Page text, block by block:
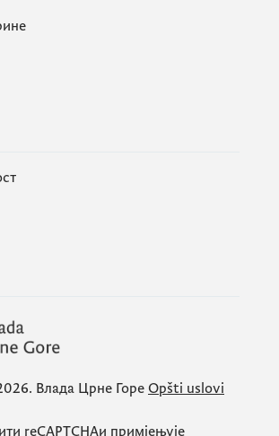
Влада Црне Горе Opšti uslovi
reCAPTCHAи примјењује